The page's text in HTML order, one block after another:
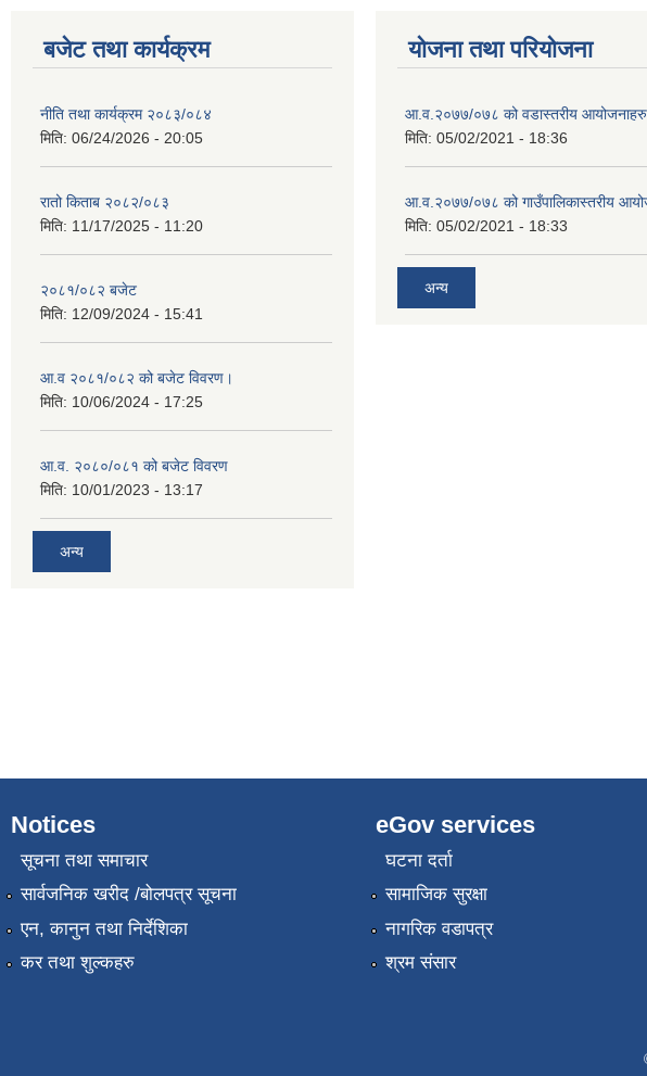
बजेट तथा कार्यक्रम
नीति तथा कार्यक्रम २०८३/०८४
मिति: 06/24/2026 - 20:05
रातो किताब २०८२/०८३
मिति: 11/17/2025 - 11:20
२०८१/०८२ बजेट
मिति: 12/09/2024 - 15:41
आ.व २०८१/०८२ को बजेट विवरण।
मिति: 10/06/2024 - 17:25
आ.व. २०८०/०८१ को बजेट विवरण
मिति: 10/01/2023 - 13:17
अन्य
योजना तथा परियोजना
आ.व.२०७७/०७८ को वडास्तरीय आयोजनाहरु
मिति: 05/02/2021 - 18:36
आ.व.२०७७/०७८ को गाउँपालिकास्तरीय
मिति: 05/02/2021 - 18:33
अन्य
Notices
सूचना तथा समाचार
सार्वजनिक खरीद /बोलपत्र सूचना
एन, कानुन तथा निर्देशिका
कर तथा शुल्कहरु
eGov services
घटना दर्ता
सामाजिक सुरक्षा
नागरिक वडापत्र
श्रम संसार